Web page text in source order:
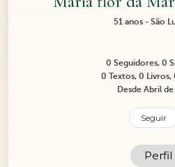
51 anos - São
0 Seguidores, 0
0 Textos, 0 Livros,
Desde Abril
Seguir
Perfil